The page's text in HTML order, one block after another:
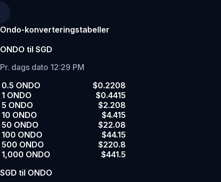
Ondo-konverteringstabeller
ONDO til SGD
Pr. dags dato 12:29 PM
0.5 ONDO
$0.2208
1 ONDO
$0.4415
5 ONDO
$2.208
10 ONDO
$4.415
50 ONDO
$22.08
100 ONDO
$44.15
500 ONDO
$220.8
1,000 ONDO
$441.5
SGD til ONDO